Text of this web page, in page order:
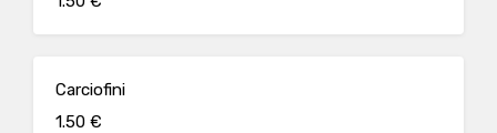
Carciofini
1.50 €